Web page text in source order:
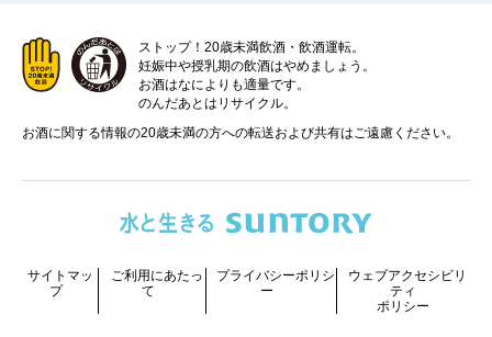
ストップ！20歳未満飲酒・飲酒運転。
妊娠中や授乳期の飲酒はやめましょう。
お酒はなによりも適量です。
のんだあとはリサイクル。
お酒に関する情報の20歳未満の方への転送および共有はご遠慮ください。
サイトマッ
プ
ご利用にあたっ
て
プライバシーポリシ
ー
ウェブアクセシビリ
ティ
ポリシー